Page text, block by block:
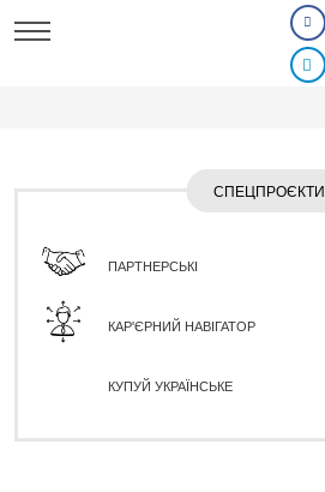
СПЕЦПРОЄКТИ
ПАРТНЕРСЬКІ
КАР'ЄРНИЙ НАВІГАТОР
КУПУЙ УКРАЇНСЬКЕ